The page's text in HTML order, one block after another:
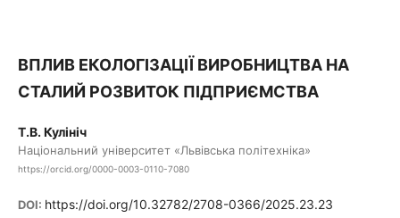
ВПЛИВ ЕКОЛОГІЗАЦІЇ ВИРОБНИЦТВА НА
СТАЛИЙ РОЗВИТОК ПІДПРИЄМСТВА
Т.В. Кулініч
Національний університет «Львівська політехніка»
https://orcid.org/0000-0003-0110-7080
DOI: https://doi.org/10.32782/2708-0366/2025.23.23